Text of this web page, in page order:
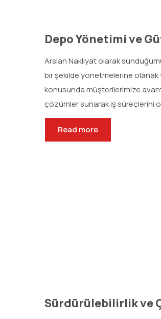
Depo Yönetimi ve
Arslan Nakliyat olarak
bir şekilde yönetmelerine
konusunda müşterilerimize
çözümler sunarak iş süreçlerini
Read more
Sürdürülebilirlik ve